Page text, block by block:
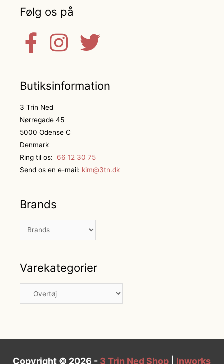
Følg os på
Butiksinformation
3 Trin Ned
Nørregade 45
5000 Odense C
Denmark
Ring til os:
66 12 30 75
Send os en e-mail: kim@3tn.dk
Brands
Varekategorier
Copyright © 2026 - 3 Trin Ned Shop Inworks